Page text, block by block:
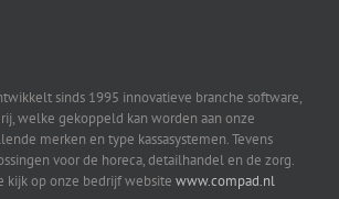
sinds 1995 innovatieve branche software,
welke gekoppeld kan worden aan onze
merken en type kassasystemen. Tevens
voor de horeca, detailhandel en de zorg.
kijk op onze bedrijf website www.compad.nl